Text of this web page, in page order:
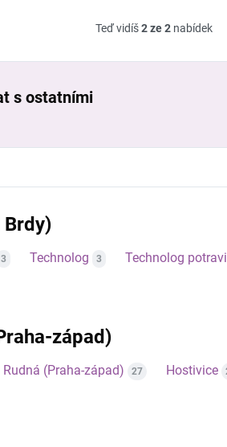
Teď vidíš2 ze 2 nabídek
s ostatními
3 Technolog 3 Technolog
západ)
Rudná (Praha-západ) 27 Hostivice